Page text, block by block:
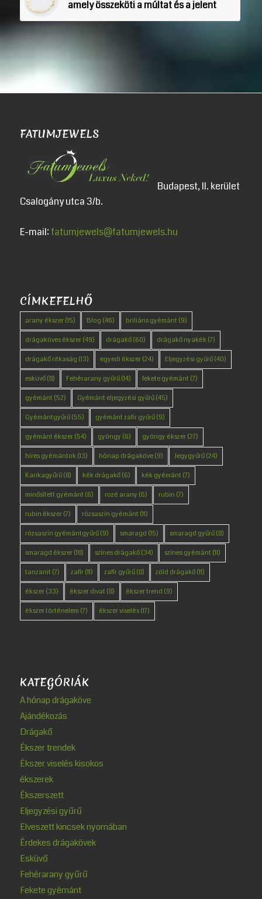
amely összeköti a múltat és a jelent
FATUMJEWELS
Budapest, II. kerület
Csalogány utca 3/b.
E-mail: fatumjewels@fatumjewels.hu
CÍMKEFELHŐ
arany ékszer(15) Blog (46) briliáns gyémánt (9)
drágaköves ékszer(49) drágakő(60) drágakő nyakék(7)
drágakő ritkaság (13) egyedi ékszer(24) Eljegyzési gyűrű(40)
esküvő(8) Fehérarany gyűrű(14) fekete gyémánt (7)
gyémánt (52) Gyémánt eljegyzési gyűrű(45)
Gyémántgyűrű(55) gyémánt zafír gyűrű(9)
gyémánt ékszer(54) gyöngy (6) gyöngy ékszer(27)
híres gyémántok(13) hónap drágaköve(9) Jegygyűrű(24)
Karikagyűrű(8) kék drágakő(6) kék gyémánt (7)
minősített gyémánt (6) rozé arany (6) rubin (7)
rubin ékszer(7) rózsaszín gyémánt (11)
rózsaszín gyémántgyűrű(9) smaragd (15) smaragd gyűrű(8)
smaragd ékszer(18) színes drágakő(34) színes gyémánt (11)
tanzanit (7) zafír(11) zafír gyűrű(8) zöld drágakő(11)
ékszer(33) ékszer divat (8) ékszer trend (9)
ékszer történelem (7) ékszer viselés(17)
KATEGÓRIÁK
A hónap drágaköve
Ajándékozás
Drágakő
Ékszer trendek
Ékszer viselés kisokos
ékszerek
Ékszerszett
Eljegyzési gyűrű
Elveszett kincsek nyomában
Érdekes drágakövek
Esküvő
Fehérarany gyűrű
Fekete gyémánt